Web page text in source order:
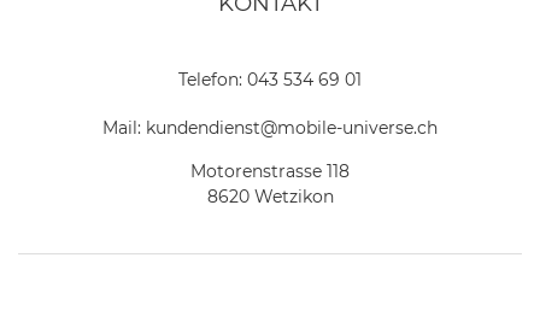
Telefon: 043 534 69 01
Mail: kundendienst@mobile-universe.ch
Motorenstrasse 118
8620 Wetzikon